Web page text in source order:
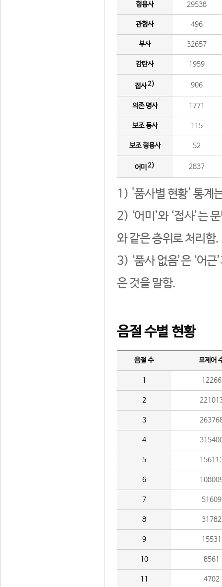
형용사 29538
관형사 496
부사 32657
감탄사 1959
접사2) 906
의존 명사 1771
보조 동사 115
보조 형용사 52
어미 2) 2837
1) '품사별 현황' 통계
2) ‘어미’와 ‘접사’는
와 같은 층위로 처리함.
3) ‘품사 없음’은 ‘어
은 것을 말함.
음절 수별 현황
음절 수 표제어
1 12266
2
3
4
5
6
7 51609
8 31782
9 15531
10 8561
11 4702